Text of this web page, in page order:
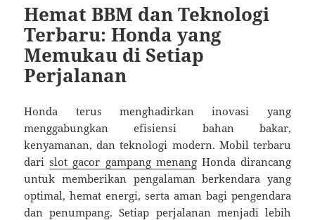
Hemat BBM dan Teknologi
Terbaru: Honda yang
Memukau di Setiap
Perjalanan
Honda terus menghadirkan inovasi yang
menggabungkan efisiensi bahan bakar,
kenyamanan, dan teknologi modern. Mobil terbaru
darislot gacor gampang menangHonda dirancang
untuk memberikan pengalaman berkendara yang
optimal, hemat energi, serta aman bagi pengendara
dan penumpang. Setiap perjalanan menjadi lebih